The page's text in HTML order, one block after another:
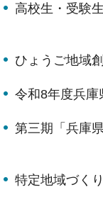
高校生・受験
ひょうご地域
令和8年度兵庫
第三期「兵庫
特定地域づく